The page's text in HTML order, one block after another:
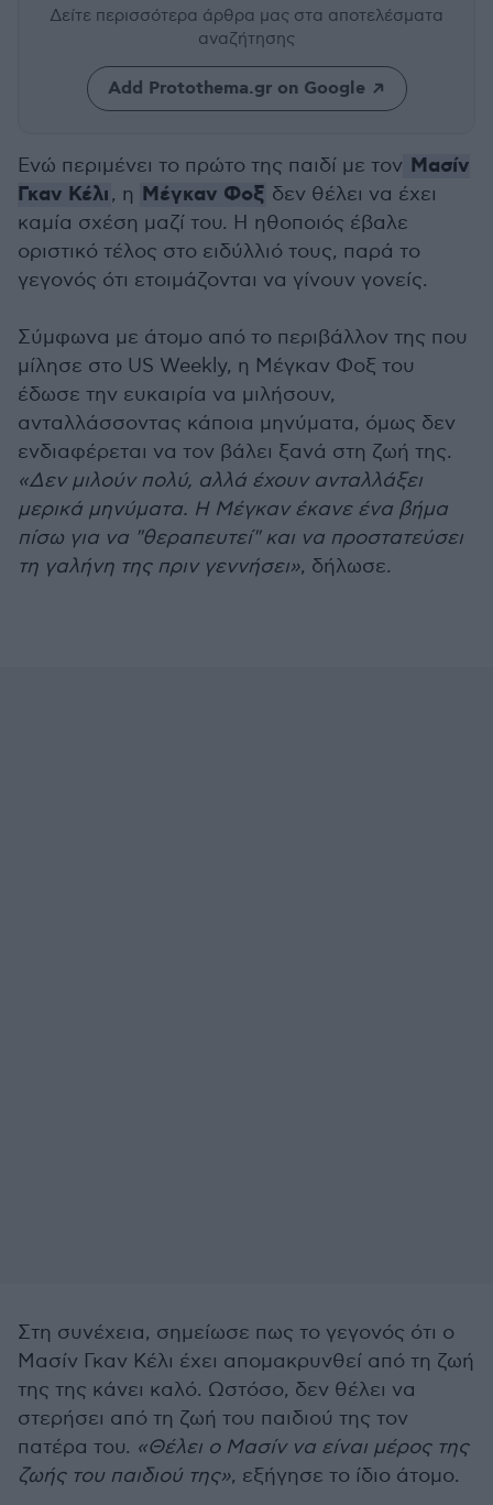
Δείτε περισσότερα άρθρα μας στα αποτελέσματα
αναζήτησης
Add Protothema.gr on Google
Ενώ περιμένει το πρώτο της παιδί με τον Μασίν
Γκαν Κέλι, η Μέγκαν Φοξ δεν θέλει να έχει
καμία σχέση μαζί του. Η ηθοποιός έβαλε
οριστικό τέλος στο ειδύλλιό τους, παρά το
γεγονός ότι ετοιμάζονται να γίνουν γονείς.
Σύμφωνα με άτομο από το περιβάλλον της που
μίλησε στο US Weekly, η Μέγκαν Φοξ του
έδωσε την ευκαιρία να μιλήσουν,
ανταλλάσσοντας κάποια μηνύματα, όμως δεν
ενδιαφέρεται να τον βάλει ξανά στη ζωή της.
«Δεν μιλούν πολύ, αλλά έχουν ανταλλάξει
μερικά μηνύματα. Η Μέγκαν έκανε ένα βήμα
πίσω για να "θεραπευτεί" και να προστατεύσει
τη γαλήνη της πριν γεννήσει», δήλωσε.
Στη συνέχεια, σημείωσε πως το γεγονός ότι ο
Μασίν Γκαν Κέλι έχει απομακρυνθεί από τη ζωή
της της κάνει καλό. Ωστόσο, δεν θέλει να
στερήσει από τη ζωή του παιδιού της τον
πατέρα του. «Θέλει ο Μασίν να είναι μέρος της
ζωής του παιδιού της», εξήγησε το ίδιο άτομο.